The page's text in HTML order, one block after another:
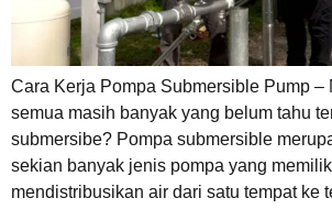
Cara Kerja Pompa Submersible Pump –
semua masih banyak yang belum tahu
submersibe? Pompa submersible
sekian banyak jenis pompa yang
mendistribusikan air dari satu tempat ke